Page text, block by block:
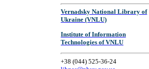
Vernadsky National Library of
Ukraine (VNLU)
Institute of Information
Technologies of VNLU
+38 (044) 525-36-24